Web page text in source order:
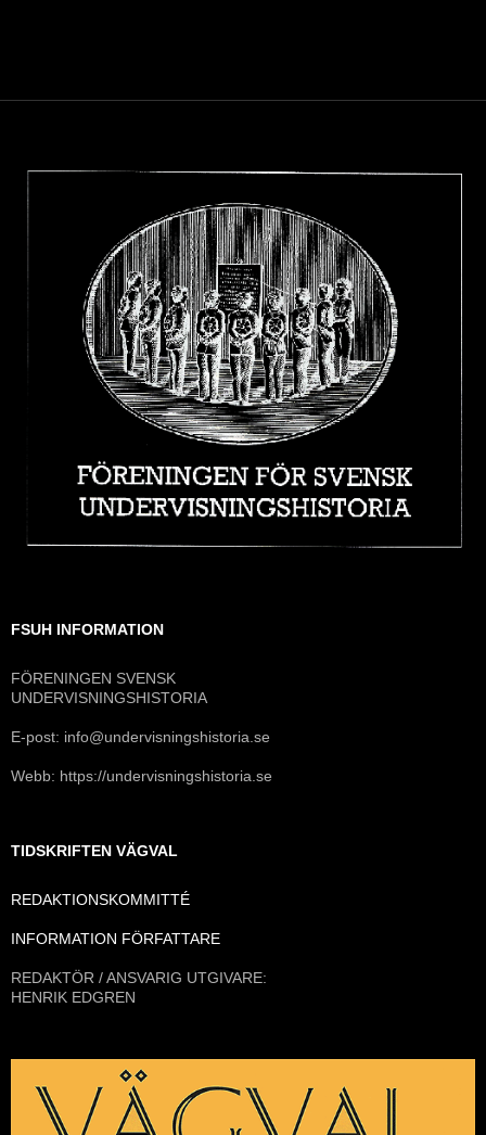
FSUH INFORMATION
FÖRENINGEN SVENSK
UNDERVISNINGSHISTORIA
E-post: info@undervisningshistoria.se
Webb: https://undervisningshistoria.se
TIDSKRIFTEN VÄGVAL
REDAKTIONSKOMMITTÉ
INFORMATION FÖRFATTARE
REDAKTÖR / ANSVARIG UTGIVARE:
HENRIK EDGREN